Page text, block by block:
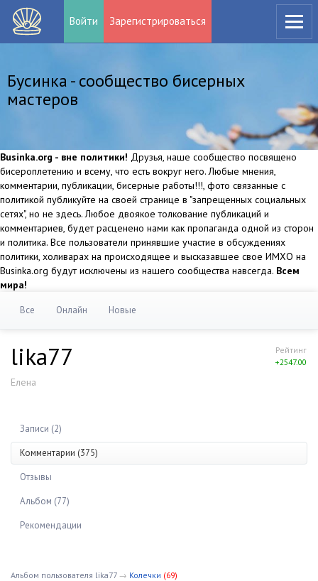
Войти Зарегистрироваться
Бусинка - сообщество бисерных
мастеров
Businka.org - вне политики! Друзья, наше сообщество посвящено
бисероплетению и всему, что есть вокруг него. Любые мнения,
комментарии, публикации, бисерные работы!!!, фото связанные с
политикой публикуйте на своей странице в "запрещенных социальных
сетях", но не здесь. Любое двоякое толкование публикаций и
комментариев, будет расценено нами как пропаганда одной из сторон
и политика. Все пользователи принявшие участие в обсуждениях
политики, холиварах на происходящее и высказавшее свое ИМХО на
Businka.org будут исключены из нашего сообщества навсегда. Всем
мира!
Все Онлайн Новые
Рейтинг
+2547.00
lika77
Елена
Записи (2)
Комментарии (375)
Отзывы
Альбом (77)
Рекомендации
Альбом пользователя lika77→ Колечки (69)